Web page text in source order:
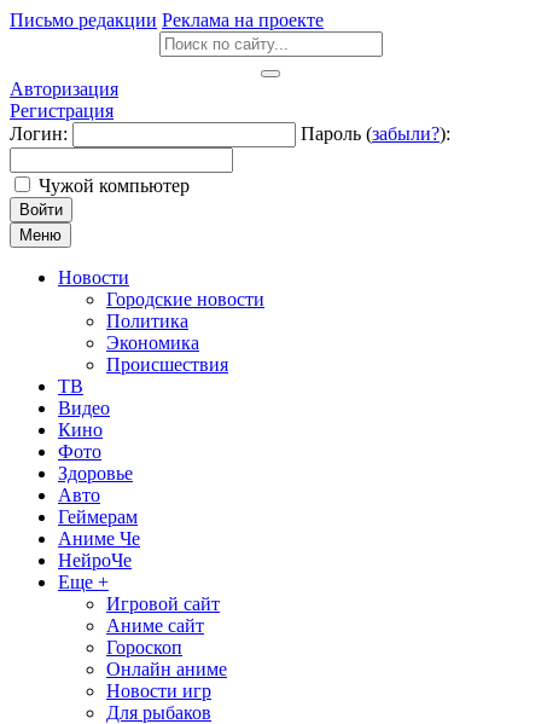
Письмо редакции Реклама на проекте
Авторизация
Регистрация
Логин:
Пароль (забыли?):
Чужой компьютер
Войти
Меню
Новости
Городские новости
Политика
Экономика
Происшествия
ТВ
Видео
Кино
Фото
Здоровье
Авто
Геймерам
Аниме Че
НейроЧе
Еще +
Игровой сайт
Аниме сайт
Гороскоп
Онлайн аниме
Новости игр
Для рыбаков